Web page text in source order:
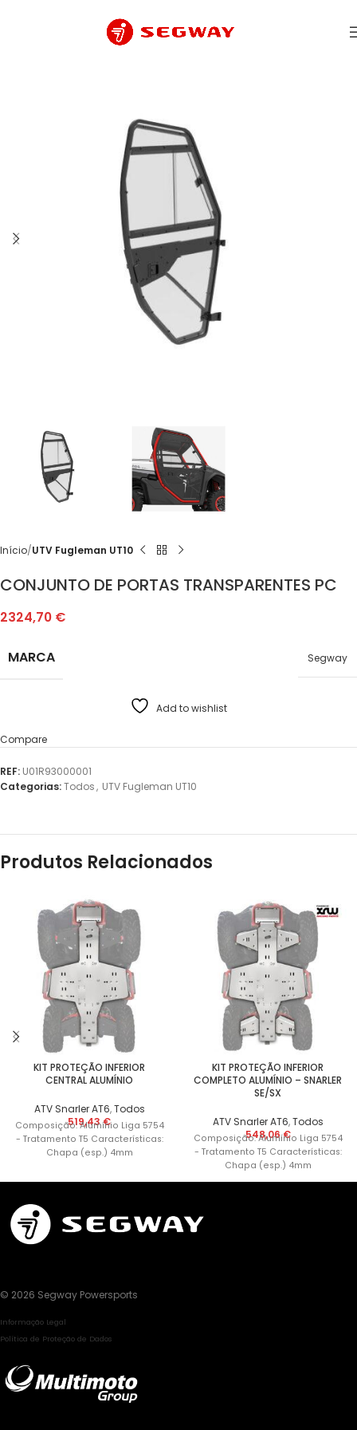
Início UTV Fugleman UT10
CONJUNTO DE PORTAS TRANSPARENTES PC
2324,70 €
MARCA Segway
Add to wishlist
Compare
REF: U01R93000001
Categorias:Todos, UTV Fugleman UT10
Produtos Relacionados
KIT PROTEÇÃO INFERIOR
CENTRAL ALUMÍNIO
ATV Snarler AT6,Todos
519,43€
Composição: Alumínio Liga 5754
- Tratamento T5 Características:
Chapa (esp.) 4mm
KIT PROTEÇÃO INFERIOR
COMPLETO ALUMÍNIO – SNARLER
SE/SX
ATV Snarler AT6,Todos
548,06€
Composição: Alumínio Liga 5754
- Tratamento T5 Características:
Chapa (esp.) 4mm
© 2026 Segway Powersports
Informação Legal
Política de Proteção de Dados